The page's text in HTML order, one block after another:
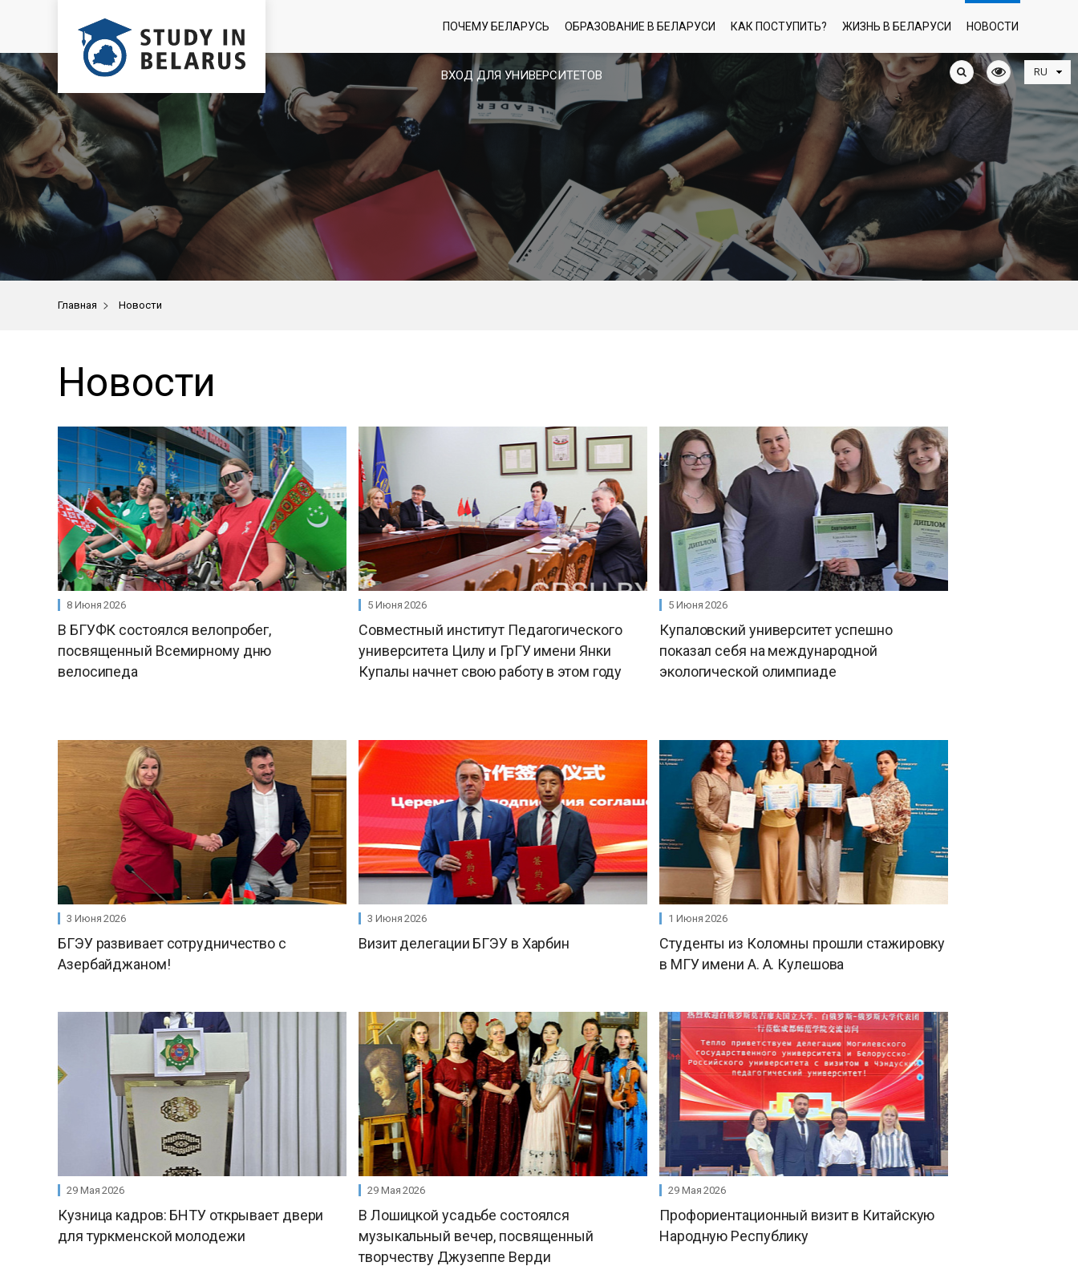
ВХОД ДЛЯ УНИВЕРСИТЕТОВ
ПОЧЕМУ БЕЛАРУСЬ ОБРАЗОВАНИЕ В БЕЛАРУСИ КАК ПОСТУПИТЬ? ЖИЗНЬ В БЕЛАРУСИ НОВОСТИ
Главная > Новости
Новости
8 Июня 2026
В БГУФК состоялся велопробег,
посвященный Всемирному дню
велосипеда
5 Июня 2026
Совместный институт Педагогического
университета Цилу и ГрГУ имени Янки
Купалы начнет свою работу в этом году
5 Июня 2026
Купаловский университет успешно
показал себя на международной
экологической олимпиаде
3 Июня 2026
БГЭУ развивает сотрудничество с
Азербайджаном!
3 Июня 2026
Визит делегации БГЭУ в Харбин
1 Июня 2026
Студенты из Коломны прошли стажировку
в МГУ имени А. А. Кулешова
29 Мая 2026
Кузница кадров: БНТУ открывает двери
для туркменской молодежи
29 Мая 2026
В Лошицкой усадьбе состоялся
музыкальный вечер, посвященный
творчеству Джузеппе Верди
29 Мая 2026
Профориентационный визит в Китайскую
Народную Республику